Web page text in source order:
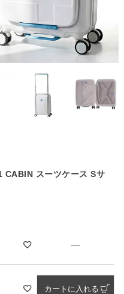
CABIN スーツケース Sサ
—
カートに入れる